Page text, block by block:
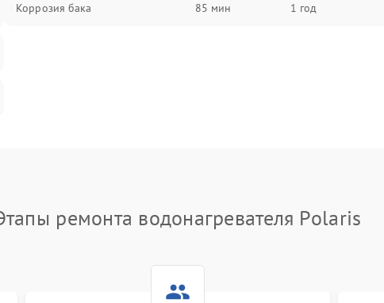
Коррозия бака 85 мин 1 год
ремонта водонагревателя Polaris